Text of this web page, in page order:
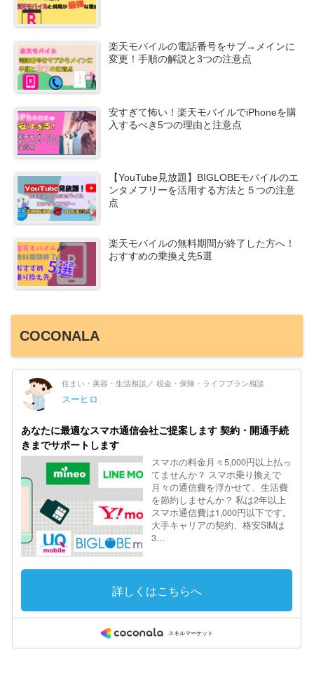
楽天モバイルの電話番号をサブ→メインに
変更！手順の解説と3つの注意点
安すぎて怖い！楽天モバイルでiPhoneを購
入するべき5つの理由と注意点
【YouTube見放題】BIGLOBEモバイルのエ
ンタメフリーを活用する方法と５つの注意
点
楽天モバイルの無料期間が終了した方へ！
おすすめの乗換え先5選
COCONALA